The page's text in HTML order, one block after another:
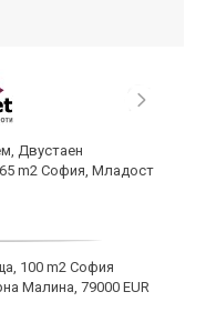
Двустаен
m2 София, Младост
100 m2 София
Малина, 79000 EUR